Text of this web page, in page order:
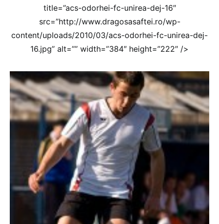
title=”acs-odorhei-fc-unirea-dej-16″
src=”http://www.dragosasaftei.ro/wp-
content/uploads/2010/03/acs-odorhei-fc-unirea-dej-
16.jpg” alt=”” width=”384″ height=”222″ />